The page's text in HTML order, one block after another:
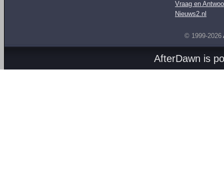
Vraag en
Nieuws2.nl
© 1999-2026
AfterDawn is